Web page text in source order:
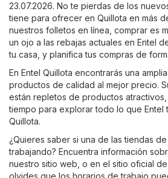
23.07.2026. No te pierdas de los
tiene para ofrecer en Quillota en más
nuestros folletos en línea, comprar es
un ojo a las rebajas actuales en Entel
tu casa, y planifica tus compras de
En Entel Quillota encontrarás una
productos de calidad al mejor precio.
están repletos de productos
tiempo para explorar todo lo que Entel
Quillota.
¿Quieres saber si una de las tiendas
trabajando? Encuentra información
nuestro sitio web, o en el sitio oficial de